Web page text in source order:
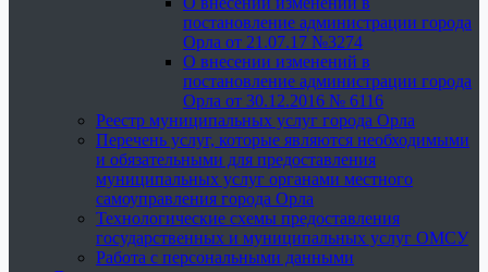
постановление администрации города
Орла от 21.07.17 №3274
О внесении изменений в
постановление администрации города
Орла от 30.12.2016 № 6116
Реестр муниципальных услуг города Орла
Перечень услуг, которые являются необходимыми
и обязательными для предоставления
муниципальных услуг органами местного
самоуправления города Орла
Технологические схемы предоставления
государственных и муниципальных услуг ОМСУ
Работа с персональными данными